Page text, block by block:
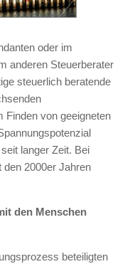
oder im
anderen Steuerberater
steuerlich beratende
Finden von geeigneten
langer Zeit. Bei
den 2000er Jahren
den Menschen
beteiligten